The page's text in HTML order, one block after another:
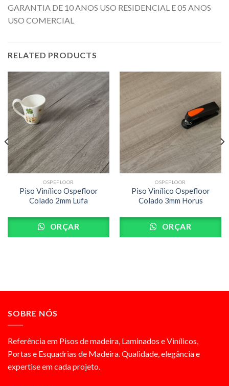
GARANTIA DE 10 ANOS USO RESIDENCIAL E 05 ANOS
USO COMERCIAL
RELATED PRODUCTS
OSPEFLOOR
Piso Vinílico Ospefloor
Colado 2mm Lufa
ORÇAR
OSPEFLOOR
Piso Vinílico Ospefloor
Colado 3mm Horus
ORÇAR
SOBRE NÓS
Referência em Pisos de madeira, Laminados e Vinílicos,
Portas e Esquadrias de Madeira. Qualidade, elegância e
expertise em cada projeto.